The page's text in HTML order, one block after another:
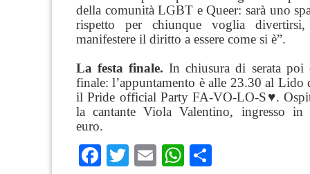
della comunità LGBT e Queer: sarà uno
rispetto per chiunque voglia divertirsi,
manifestere il diritto a essere come si è”.
La festa finale. In chiusura di serata poi
finale: l’appuntamento è alle 23.30 al Lido
il Pride official Party FA-VO-LO-S♥.
la cantante Viola Valentino, ingresso in
euro.
Facebook
TwitterEmailWhatsApp